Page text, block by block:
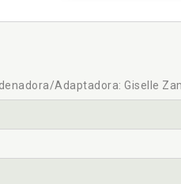
Adaptadora: Giselle